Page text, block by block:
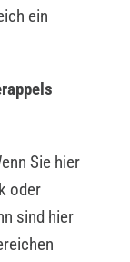
ein
Sie hier
oder
sind hier